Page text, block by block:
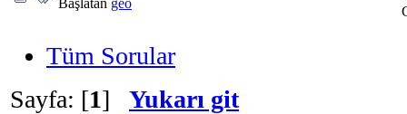
Tüm Sorular
Sayfa: [1] Yukarı git